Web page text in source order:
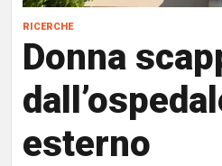
ricerche
Donna
esterno